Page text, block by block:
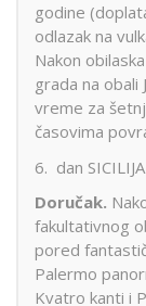
godine
odlazak na
Nakon
grada na obali
vreme za
časovima
6. dan
Doručak.
fakultativnog
pored
Palermo
Kvatro kanti i